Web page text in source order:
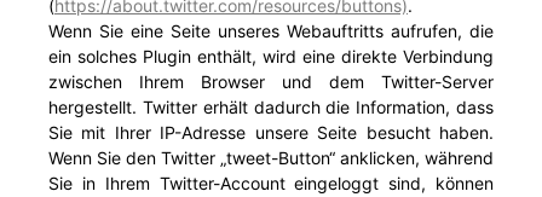
(https://about.twitter.com/resources/buttons).
Wenn Sie eine Seite unseres Webauftritts aufrufen, die
ein solches Plugin enthält, wird eine direkte Verbindung
zwischen Ihrem Browser und dem Twitter-Server
hergestellt. Twitter erhält dadurch die Information, dass
Sie mit Ihrer IP-Adresse unsere Seite besucht haben.
Wenn Sie den Twitter „tweet-Button“ anklicken, während
Sie in Ihrem Twitter-Account eingeloggt sind, können